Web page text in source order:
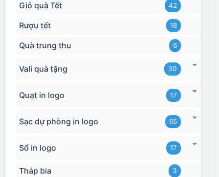
Giỏ quà Tết 42
Rượu tết 18
Quà trung thu 6
Vali quà tặng 30
Quạt in logo 17
Sạc dự phòng in logo 65
Sổ in logo 17
Tháp bia 3